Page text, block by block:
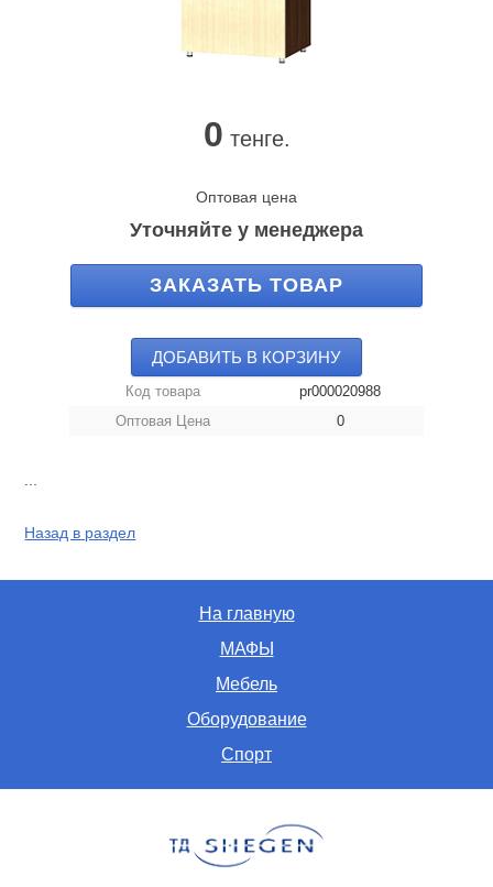
0 тенге.
Оптовая цена
Уточняйте у менеджера
ЗАКАЗАТЬ ТОВАР
ДОБАВИТЬ В КОРЗИНУ
Код товара
pr000020988
Оптовая Цена
0
Назад в раздел
На главную
МАФЫ
Мебель
Оборудование
Спорт